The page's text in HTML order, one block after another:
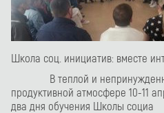
Школа соц. инициатив: вместе
В теплой и
продуктивной атмосфере 10-11
два дня обучения Школы социа